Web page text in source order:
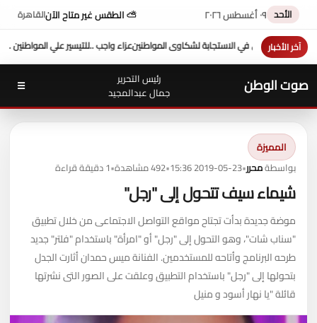
الأحد ٠٩ أغسطس ٢٠٢٦ ⛅ الطقس غير متاح الآنالقاهرة
آخر الأخبار
د. طه محمد أبوللتيسير علي المواطنين ...وزير العدل يفتتح محكمة بورفؤاد الجزئية ..
صوت الوطن
رئيس التحرير
جمال عبدالمجيد
☰
المميزة
بواسطةمحرر•
2019-05-23 15:36
•492 مشاهدة •1 دقيقة قراءة
شيماء سيف تتحول إلى "رجل"
موضة جديدة بدأت تجتاح مواقع التواصل الاجتماعى من خلال تطبيق
"سناب شات"، وهو التحول إلى "رجل" أو "امرأة" باستخدام "فلتر" جديد
طرحه البرنامج وأتاحه للمستخدمين. الفنانة ميس حمدان أثارت الجدل
بتحولها إلى "رجل" باستخدام التطبيق وعلقت على الصور التى نشرتها
قائلة "يا نهار أسود و منيل